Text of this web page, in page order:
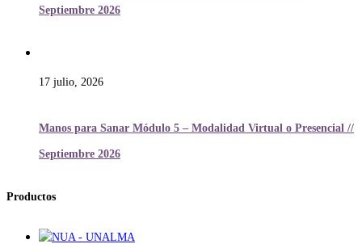
Septiembre 2026
17 julio, 2026
Manos para Sanar Módulo 5 – Modalidad Virtual o Presencial //
Septiembre 2026
Productos